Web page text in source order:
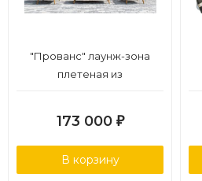
"Прованс" лаунж-зона
плетеная из
173 000 ₽
В корзину